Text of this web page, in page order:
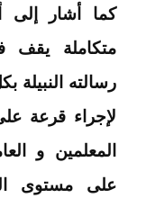
كما أشار إلى
متكاملة يقف
رسالته النبيلة
لإجراء قرعة
المعلمين و
على مستوى